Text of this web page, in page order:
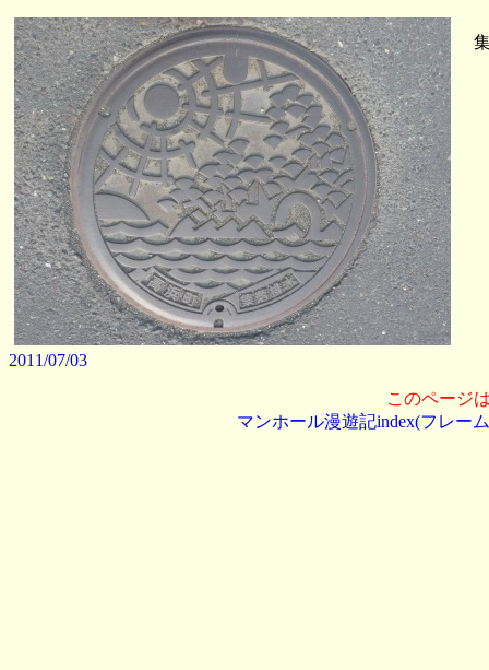
集
2011/07/03
このページ
マンホール漫遊記index(フレー